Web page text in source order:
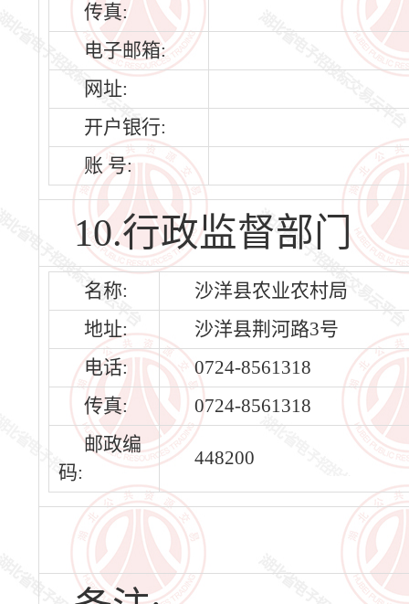
传真:
电子邮箱:
网址:
开户银行:
账 号:
10.行政监督部门
名称:
沙洋县农业农村局
地址:
沙洋县荆河路3号
电话:
0724-8561318
传真:
0724-8561318
邮政编
码:
448200